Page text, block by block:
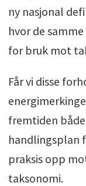
ny nasjonal
hvor de
for bruk mot
Får vi disse
fremtiden
handlingsplan
praksis opp
taksonomi.